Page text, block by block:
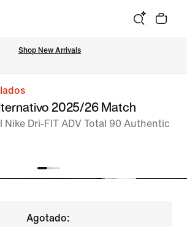
Shop New Arrivals
2025/26 Match
Dri-FIT ADV Total 90 Authentic
Agotado: